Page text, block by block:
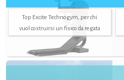
Top Excite Technogym, per chi
vuol costruirsi un fisico da regata